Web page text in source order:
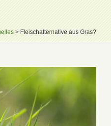
>Fleischalternative aus Gras?